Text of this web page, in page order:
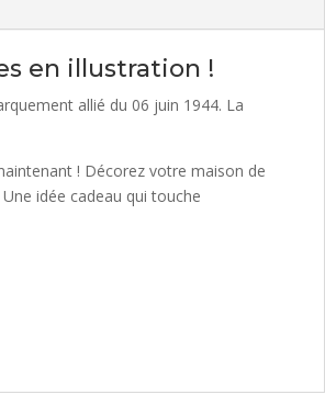
en illustration !
allié du 06 juin 1944. La
! Décorez votre maison de
idée cadeau qui touche